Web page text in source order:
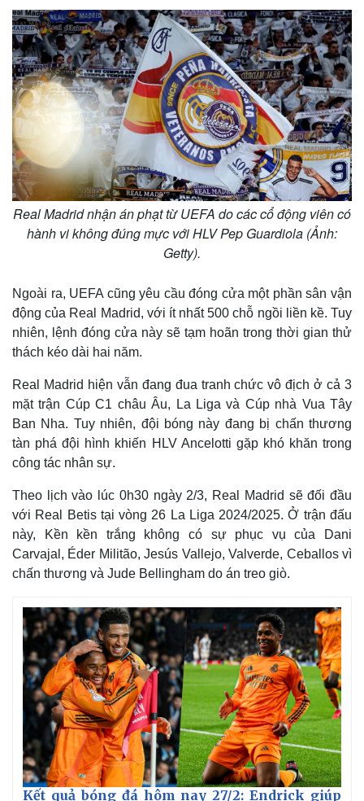
Thế giới
Quan sát
Cuộc sống đó đây
Hồ sơ
Multimedia
Video
Ảnh
E-Magazine
Infographic
Real Madrid nhận án phạt từ UEFA do các cổ động viên có
hành vi không đúng mực với HLV Pep Guardiola (Ảnh:
Getty).
Ngoài ra, UEFA cũng yêu cầu đóng cửa một phần sân vận
động của Real Madrid, với ít nhất 500 chỗ ngồi liền kề. Tuy
nhiên, lệnh đóng cửa này sẽ tạm hoãn trong thời gian thử
thách kéo dài hai năm.
Real Madrid hiện vẫn đang đua tranh chức vô địch ở cả 3
mặt trận Cúp C1 châu Âu, La Liga và Cúp nhà Vua Tây
Ban Nha. Tuy nhiên, đội bóng này đang bị chấn thương
tàn phá đội hình khiến HLV Ancelotti gặp khó khăn trong
công tác nhân sự.
Theo lịch vào lúc 0h30 ngày 2/3, Real Madrid sẽ đối đầu
với Real Betis tại vòng 26 La Liga 2024/2025. Ở trận đấu
này, Kền kền trắng không có sự phục vụ của Dani
Carvajal, Éder Militão, Jesús Vallejo, Valverde, Ceballos vì
chấn thương và Jude Bellingham do án treo giò.
Kết quả bóng đá hôm nay 27/2: Endrick giúp